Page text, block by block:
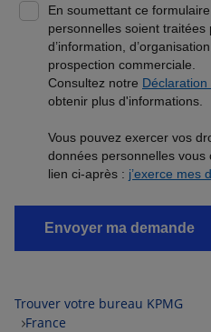
Trouver votre bureau KPMG
France